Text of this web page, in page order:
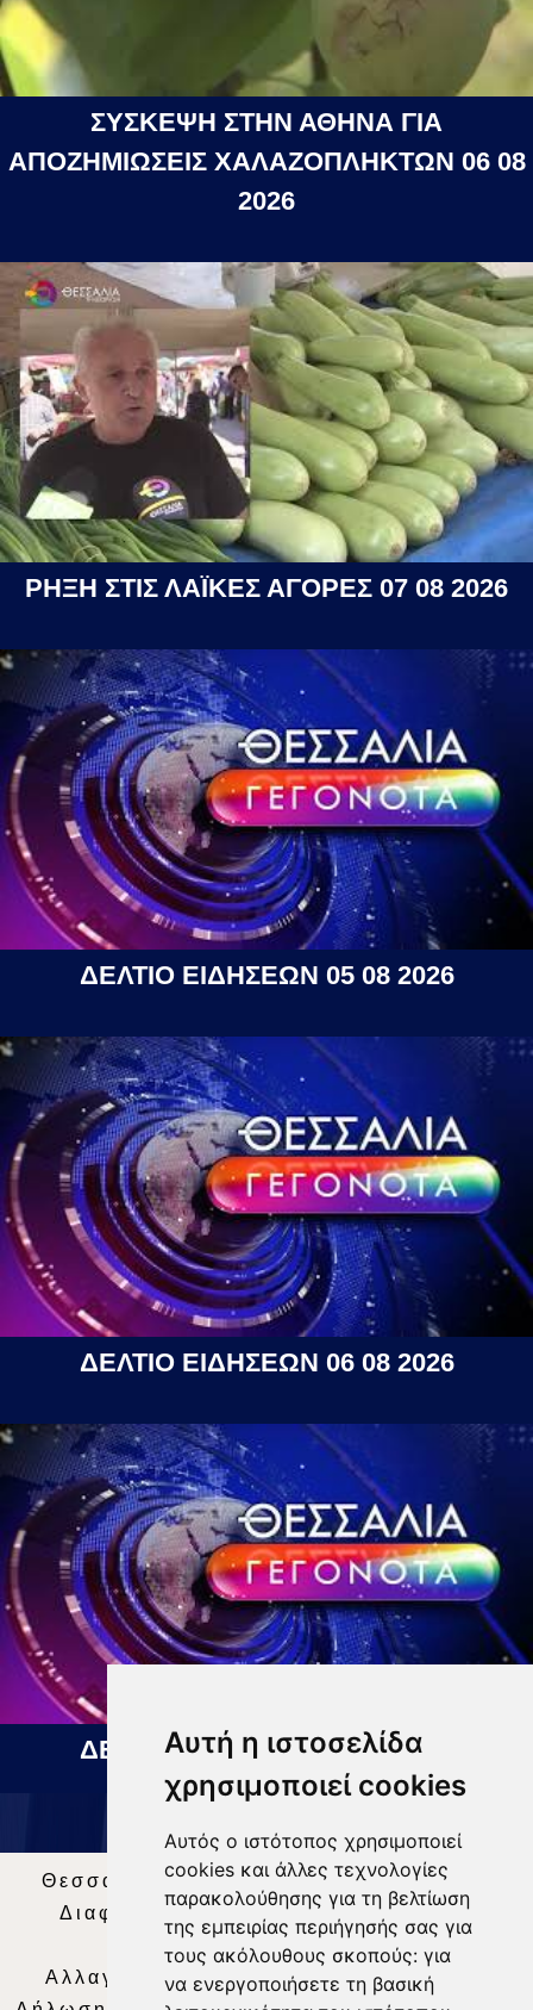
Αυτή η ιστοσελίδα
χρησιμοποιεί cookies
Αυτός ο ιστότοπος χρησιμοποιεί
cookies και άλλες τεχνολογίες
παρακολούθησης για τη βελτίωση
της εμπειρίας περιήγησής σας για
τους ακόλουθους σκοπούς: για
να ενεργοποιήσετε τη βασική
ΣΥΣΚΕΨΗ ΣΤΗΝ ΑΘΗΝΑ ΓΙΑ
ΑΠΟΖΗΜΙΩΣΕΙΣ ΧΑΛΑΖΟΠΛΗΚΤΩΝ 06 08
2026
ΡΗΞΗ ΣΤΙΣ ΛΑΪΚΕΣ ΑΓΟΡΕΣ 07 08 2026
ΔΕΛΤΙΟ ΕΙΔΗΣΕΩΝ 05 08 2026
ΔΕΛΤΙΟ ΕΙΔΗΣΕΩΝ 06 08 2026
ΔΕΛΤΙΟ ΕΙΔΗΣΕΩΝ 07 08 2026
Θεσσαλία Τηλεόραση|SNG Services
Διαφήμιση | Όροι Χρήσης |Δήλωση
Απορρήτου |
Περιεχόμενο
Αλλαγή Προτιμήσεων για τα Cookies